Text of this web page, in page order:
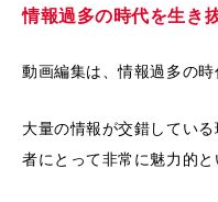
情報過多の時代を生き
動画編集は、情報過多の時
大量の情報が交錯してい
者にとって非常に魅力的と